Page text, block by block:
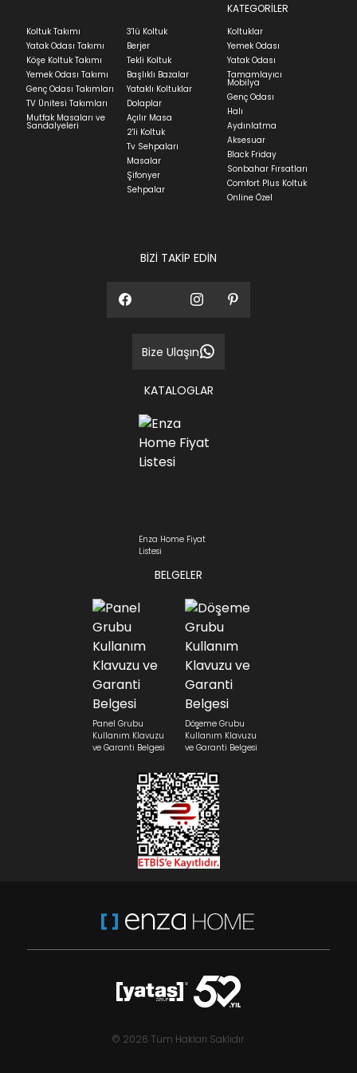
Ev tekstili siparişlerinizin kargoya verilme süresi
ortalama 5-24 iş günüdür.
Yatak siparişlerinizin teslim süresi yaşadığınız şehre
ve ürünün stok durumuna göre ortalama 5-24 iş
günüdür.
Panel ve Döşeme grubu ürün siparişlerinizin teslim
süresi yaşadığınız şehre ve ürünün stok durumuna
göre ortalama 30-45 iş günüdür.
Siparişlerim bölümünden sürecinizi takip edebilirsiniz.
Sıkça Sorulan Sorularbölümünü ziyaret
Koltuk Takımı
Yatak Odası Takımı
Köşe Koltuk Takımı
Yemek Odası Takımı
Genç Odası Takımları
TV Ünitesi Takımları
Mutfak Masaları ve
Sandalyeleri
3'lü Koltuk
Berjer
Tekli Koltuk
Başlıklı Bazalar
Yataklı Koltuklar
Dolaplar
Açılır Masa
2'li Koltuk
Tv Sehpaları
Masalar
Şifonyer
Sehpalar
KATEGORİLER
Koltuklar
Yemek Odası
Yatak Odası
Tamamlayıcı
Mobilya
Genç Odası
Halı
Aydınlatma
Aksesuar
Black Friday
Sonbahar Fırsatları
Comfort Plus Koltuk
Online Özel
BİZİ TAKİP EDİN
Bize Ulaşın
KATALOGLAR
Enza Home Fiyat
Listesi
BELGELER
Panel Grubu
Kullanım Klavuzu
ve Garanti Belgesi
Döşeme Grubu
Kullanım Klavuzu
ve Garanti Belgesi
© 2026 Tüm Hakları Saklıdır.